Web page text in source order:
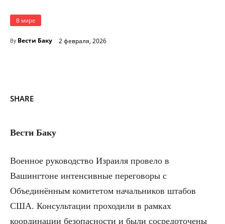
В мире
By Вести Баку 2 февраля, 2026
SHARE
Вести Баку
Военное руководство Израиля провело в
Вашингтоне интенсивные переговоры с
Объединённым комитетом начальников штабов
США. Консультации проходили в рамках
координации безопасности и были сосредоточены